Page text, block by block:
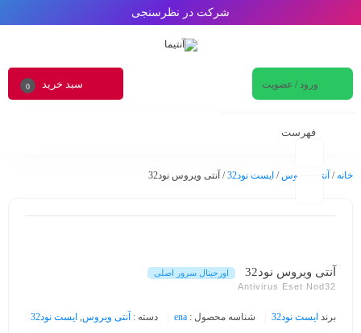
شرکت در نظرسنجی
ورود / عضویت سبد خرید 0
فهرست
خانه/ آنتی ویروس/ ایست نود32 / آنتی ویروس نود32
آنتی ویروس نود32
اورجینال سرور اصلی
Antivirus Eset Nod32
برند ایست نود32 شناسه محصول : ena دسته : آنتی ویروس, ایست نود32